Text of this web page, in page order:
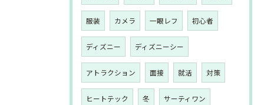
服装 カメラ 一眼レフ 初心者
ディズニー ディズニーシー
アトラクション 面接 就活 対策
ヒートテック 冬 サーティワン